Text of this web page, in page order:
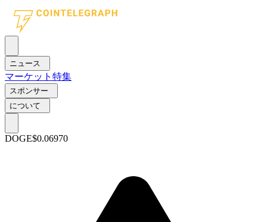
ニュース
マーケット 特集
スポンサー
について
DOGE$0.06970